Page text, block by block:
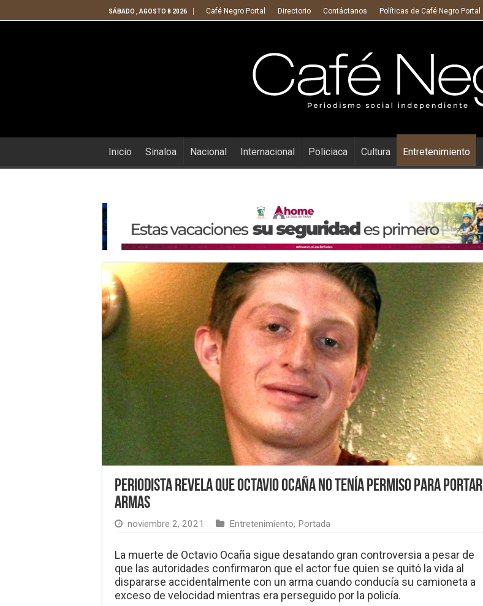
SÁBADO , AGOSTO 8 2026 Café Negro Portal Directorio Contáctanos Políticas de Café Negro Portal
Inicio Sinaloa Nacional Internacional Policiaca Cultura Entretenimiento
Periodista revela que Octavio Ocaña no tenía permiso para portar
armas
noviembre 2, 2021 Entretenimiento, Portada
La muerte de Octavio Ocaña sigue desatando gran controversia a pesar de
que las autoridades confirmaron que el actor fue quien se quitó la vida al
dispararse accidentalmente con un arma cuando conducía su camioneta a
exceso de velocidad mientras era perseguido por la policía.